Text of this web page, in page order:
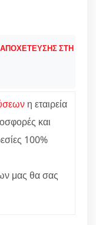
ΣΤΗ
η εταιρεία
και
100%
μας θα σας